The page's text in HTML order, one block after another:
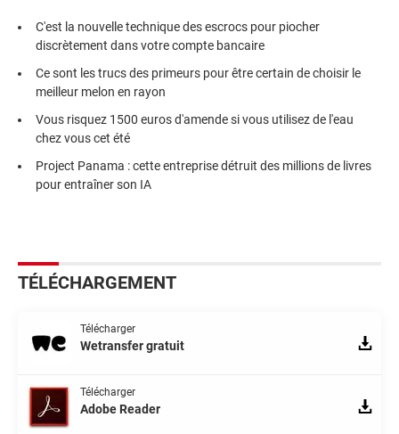
C'est la nouvelle technique des escrocs pour piocher
discrètement dans votre compte bancaire
Ce sont les trucs des primeurs pour être certain de choisir le
meilleur melon en rayon
Vous risquez 1500 euros d'amende si vous utilisez de l'eau
chez vous cet été
Project Panama : cette entreprise détruit des millions de livres
pour entraîner son IA
TÉLÉCHARGEMENT
Télécharger
Wetransfer gratuit
Télécharger
Adobe Reader